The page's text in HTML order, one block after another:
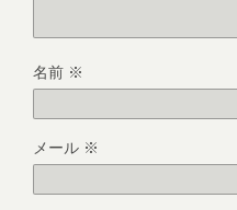
名前 ※
メール ※